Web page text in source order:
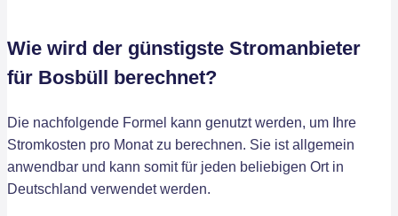
Wie wird der günstigste Stromanbieter
für Bosbüll berechnet?
Die nachfolgende Formel kann genutzt werden, um Ihre
Stromkosten pro Monat zu berechnen. Sie ist allgemein
anwendbar und kann somit für jeden beliebigen Ort in
Deutschland verwendet werden.